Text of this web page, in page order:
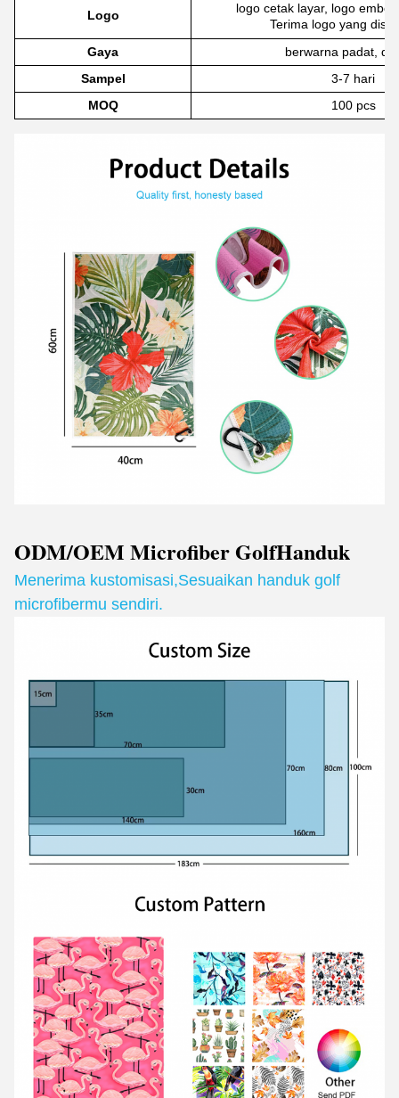
Logo
logo cetak layar, logo
Terima logo yang
Gaya
berwarna padat,
Sampel
3-7 hari
MOQ
100 pcs
ODM/OEM Microfiber GolfHanduk
Menerima kustomisasi,Sesuaikan handuk golf
microfibermu sendiri.